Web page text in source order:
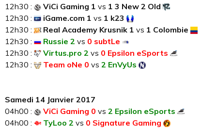
12h30 :
ViCi Gaming 1 vs 1 3 New 2 Old
12h30 :
iGame.com 1 vs 1 k23
12h30 :
Real Academy Krusnik 1 vs 1 Colombie
12h30 :
Russie 2 vs 0 subtLe
12h30 :
Virtus.pro 2 vs 0 Epsilon eSports
12h30 :
Team oNe 0 vs 2 EnVyUs
Samedi 14 Janvier 2017
04h00 :
ViCi Gaming 0 vs 2 Epsilon eSports
04h00 :
TyLoo 2 vs 0 Signature Gaming